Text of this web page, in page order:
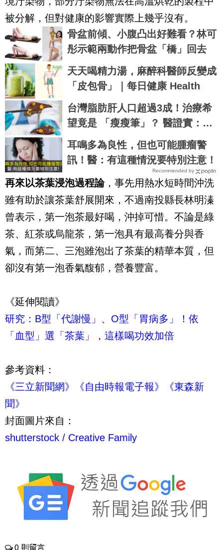
被分解，但對健康的影響實際上幾乎沒有。
骨盆前傾、小腹凸出好難看？林可
彤示範兩動作把骨盆「橋」回去
天天喝精力湯，麻醉科醫師反變成
「皮包骨」｜每日健康 Health
台灣脂肪肝人口超過3成！治療希
望竟是 「瘦瘦筆」？ 醫證實：有
望改善肝纖維化
耳鳴多為良性，但也可能腫瘤警
訊！醫：有這種情況要特別注意！
Recommended by
再來以茶葉浸泡過程論，事先用熱水短時間沖洗
雖有助於讓茶葉舒展開來，不過南投縣長林明溱
曾表示，第一泡茶最好喝，沖掉可惜。不論是綠
茶、紅茶或烏龍茶，第一泡具有最高養分與香
氣，而第二、三泡雖泡出了茶葉的精華本質，但
卻沒有第一泡香氣馥郁，營養豐富。
《延伸閱讀》
研究：B型「代謝慢」、O型「胃病多」！依
「血型」選「茶葉」，這樣喝功效加倍
參考資料：
《三立新聞網》
《自由時報電子報》
《東森新
聞》
封面圖片來自：
shutterstock / Creative Family